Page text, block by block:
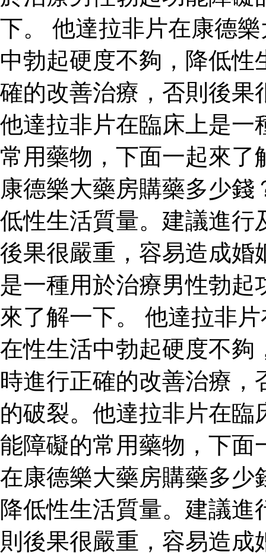
下。 他達拉非片在康德
中勃起硬度不夠，降低
確的改善治療，否則後果
他達拉非片在臨床上是一
常用藥物，下面一起來
康德樂大藥房購藥多少
低性生活質量。建議進行
後果很嚴重，容易造成婚
是一種用於治療男性勃
來了解一下。 他達拉非
在性生活中勃起硬度不夠
時進行正確的改善治療
的破裂。他達拉非片在
能障礙的常用藥物，下面
在康德樂大藥房購藥多少
降低性生活質量。建議
則後果很嚴重，容易造